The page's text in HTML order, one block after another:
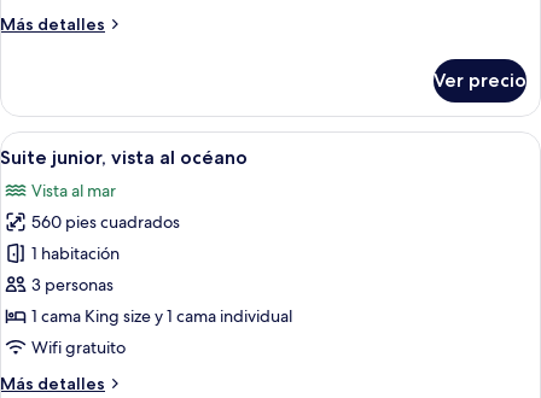
matrimonial
individuales,
balcón,
al
océano
Más detalles
Más
superior
con
1
matrimonial
o
2
individuales,
balcón,
vista
al
océano
Ver precio
Abrir
todas
las
fotos
de
Suite
junior,
vista
Un dormitorio con cama, dosel,
3
Suite junior, vista al océano
Vista al mar
560 pies cuadrados
1 habitación
3 personas
1 cama King size y 1 cama individual
Wifi gratuito
Más detalles
Más